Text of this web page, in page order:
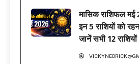
मासिक राशिफल मई
इन 5 राशियों को
जानें सभी 12